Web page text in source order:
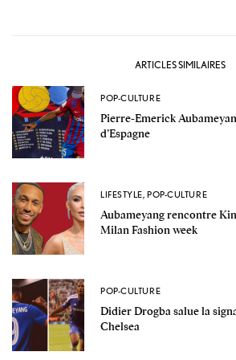
ARTICLES SIMILAIRES
POP-CULTURE
Pierre-Emerick
d’Espagne
LIFESTYLE,POP-CULTURE
Aubameyang rencontre
Milan Fashion week
POP-CULTURE
Didier Drogba salue la
Chelsea